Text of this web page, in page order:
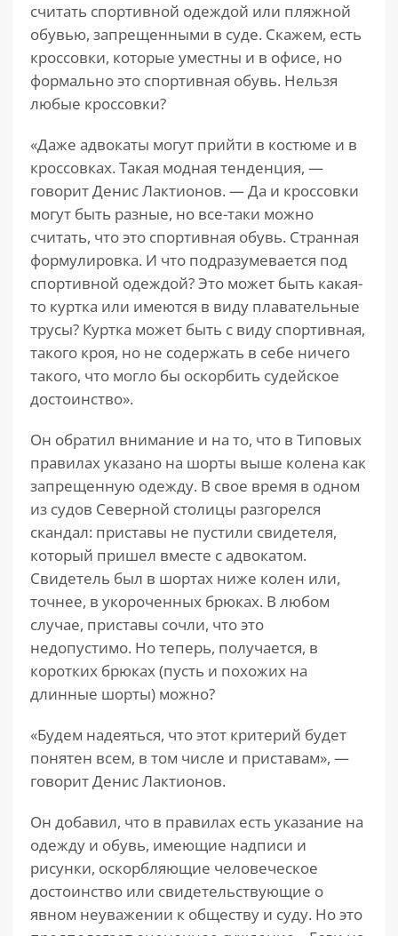
считать спортивной одеждой или пляжной
обувью, запрещенными в суде. Скажем, есть
кроссовки, которые уместны и в офисе, но
формально это спортивная обувь. Нельзя
любые кроссовки?
«Даже адвокаты могут прийти в костюме и в
кроссовках. Такая модная тенденция, —
говорит Денис Лактионов. — Да и кроссовки
могут быть разные, но все-таки можно
считать, что это спортивная обувь. Странная
формулировка. И что подразумевается под
спортивной одеждой? Это может быть какая-
то куртка или имеются в виду плавательные
трусы? Куртка может быть с виду спортивная,
такого кроя, но не содержать в себе ничего
такого, что могло бы оскорбить судейское
достоинство».
Он обратил внимание и на то, что в Типовых
правилах указано на шорты выше колена как
запрещенную одежду. В свое время в одном
из судов Северной столицы разгорелся
скандал: приставы не пустили свидетеля,
который пришел вместе с адвокатом.
Свидетель был в шортах ниже колен или,
точнее, в укороченных брюках. В любом
случае, приставы сочли, что это
недопустимо. Но теперь, получается, в
коротких брюках (пусть и похожих на
длинные шорты) можно?
«Будем надеяться, что этот критерий будет
понятен всем, в том числе и приставам», —
говорит Денис Лактионов.
Он добавил, что в правилах есть указание на
одежду и обувь, имеющие надписи и
рисунки, оскорбляющие человеческое
достоинство или свидетельствующие о
явном неуважении к обществу и суду. Но это